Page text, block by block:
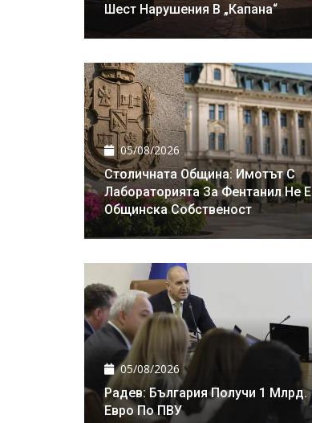
Шест Нарушения В „Капана“
05/08/2026
Столичната Община: Имотът С
Лабораторията За Фентанил Не Е
Общинска Собственост
05/08/2026
Радев: България Получи 1 Млрд.
Евро По ПВУ